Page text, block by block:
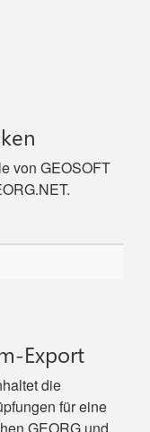
von GEOSOFT
Export
die
für eine